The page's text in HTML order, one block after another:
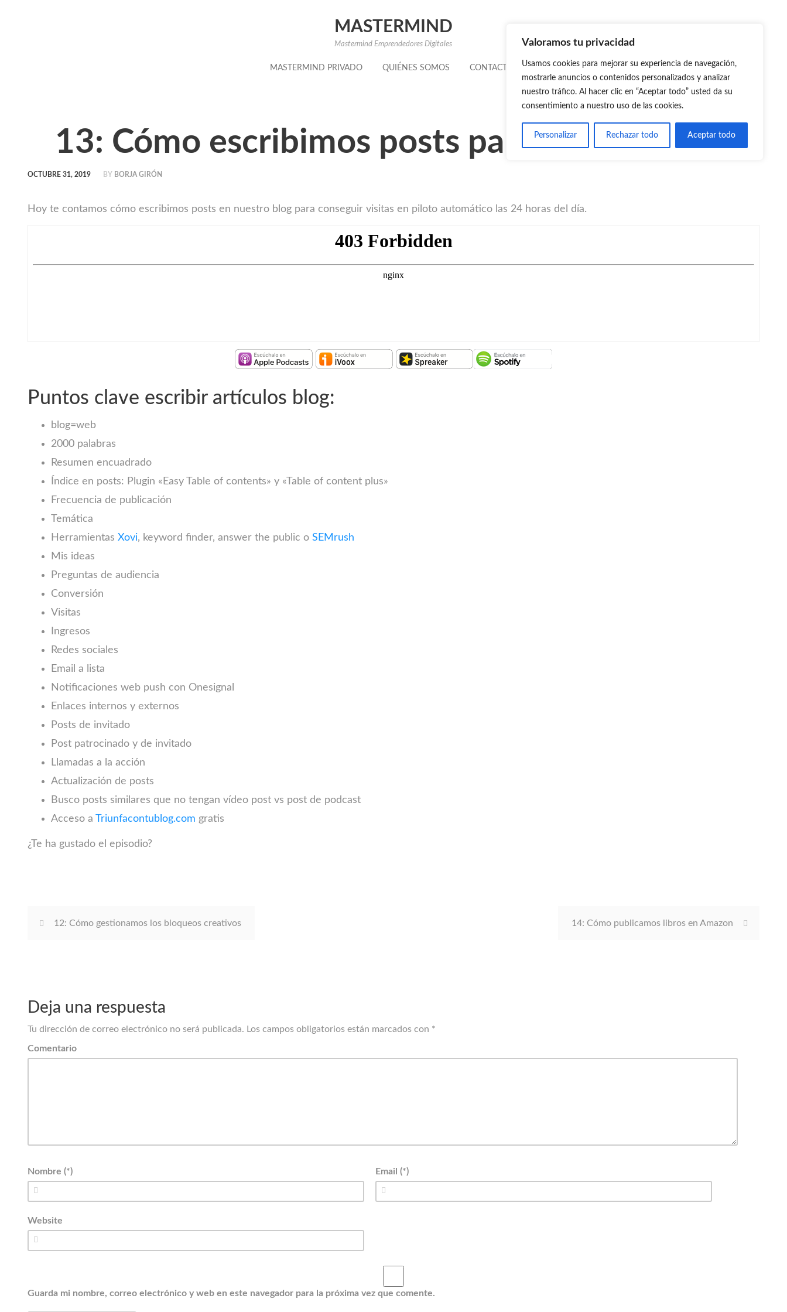
Valoramos tu privacidad
Usamos cookies para mejorar su experiencia de navegación,
mostrarle anuncios o contenidos personalizados y analizar
nuestro tráfico. Al hacer clic en “Aceptar todo” usted da su
consentimiento a nuestro uso de las cookies.
Personalizar Rechazar todo Aceptar todo
MASTERMIND
Mastermind Emprendedores Digitales
MASTERMIND PRIVADO QUIÉNES SOMOS CONTACTAR
13: Cómo escribimos posts para nuestro blog
OCTUBRE 31, 2019 BY BORJA GIRÓN
Hoy te contamos cómo escribimos posts en nuestro blog para conseguir visitas en piloto automático las 24 horas del día.
Puntos clave escribir artículos blog:
blog=web
2000 palabras
Resumen encuadrado
Índice en posts: Plugin «Easy Table of contents» y «Table of content plus»
Frecuencia de publicación
Temática
Herramientas Xovi, keyword finder, answer the public o SEMrush
Mis ideas
Preguntas de audiencia
Conversión
Visitas
Ingresos
Redes sociales
Email a lista
Notificaciones web push con Onesignal
Enlaces internos y externos
Posts de invitado
Post patrocinado y de invitado
Llamadas a la acción
Actualización de posts
Busco posts similares que no tengan vídeo post vs post de podcast
Acceso a Triunfacontublog.com gratis
¿Te ha gustado el episodio?
12: Cómo gestionamos los bloqueos creativos 14: Cómo publicamos libros en Amazon
Deja una respuesta
Tu dirección de correo electrónico no será publicada. Los campos obligatorios están marcados con *
Comentario
Nombre (*) Email (*)
Website
Guarda mi nombre, correo electrónico y web en este navegador para la próxima vez que comente.